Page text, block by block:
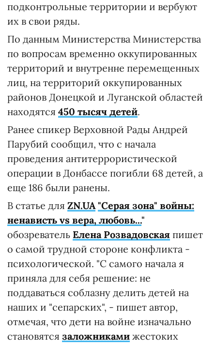
подконтрольные территории и вербуют
их в свои ряды.
По данным Министерства Министерства
по вопросам временно оккупированных
территорий и внутренне перемещенных
лиц, на территорий оккупированных
районов Донецкой и Луганской областей
находятся 450 тысяч детей.
Ранее спикер Верховной Рады Андрей
Парубий сообщил, что с начала
проведения антитеррористической
операции в Донбассе погибли 68 детей, а
еще 186 были ранены.
В статье для ZN.UA "Серая зона" войны:
ненависть vs вера, любовь..."
обозреватель Елена Розвадовская пишет
о самой трудной стороне конфликта -
психологической. "С самого начала я
приняла для себя решение: не
поддаваться соблазну делить детей на
наших и "сепарских", - пишет автор,
отмечая, что дети на войне изначально
становятся заложниками жестоких